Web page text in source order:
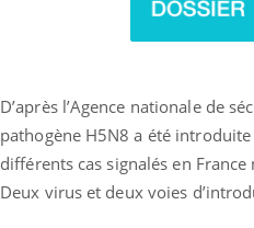
D’après l’Agence nationale de
pathogène H5N8 a été
différents cas signalés en
Deux virus et deux voies